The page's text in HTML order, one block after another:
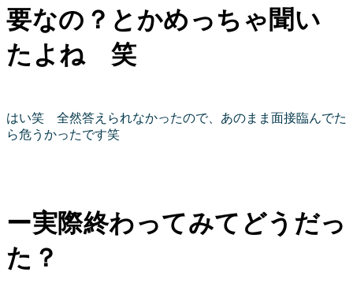
要なの？とかめっちゃ聞い
たよね 笑
はい笑 全然答えられなかったので、あのまま面接臨んでた
ら危うかったです笑
ー実際終わってみてどうだっ
た？